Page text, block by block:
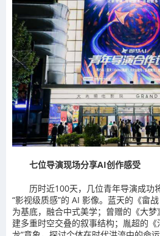
七位导演现场分享AI创作感受
历时近100天，几位青年导演成功
“影视级质感”的 AI 影像。蓝天的《畲
为基底，融合中式美学；曾赠的《大梦
建多重时空交叠的叙事结构；胤超的《